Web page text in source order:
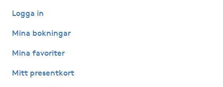
Idrottsmassage
IPL
IPL hårborttagning
Logga in
Mina bokningar
Mina favoriter
Mitt presentkort